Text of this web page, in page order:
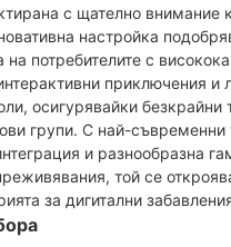
с щателно внимание
настройка
на потребителите с
приключения и
осигурявайки безкрайни
групи. С най-съвременни
и разнообразна
той се
за дигитални